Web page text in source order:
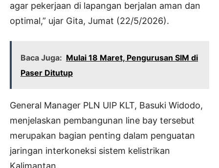
agar pekerjaan di lapangan berjalan aman dan
optimal,” ujar Gita, Jumat (22/5/2026).
Baca Juga: Mulai 18 Maret, Pengurusan SIM di
Paser Ditutup
General Manager PLN UIP KLT, Basuki Widodo,
menjelaskan pembangunan line bay tersebut
merupakan bagian penting dalam penguatan
jaringan interkoneksi sistem kelistrikan